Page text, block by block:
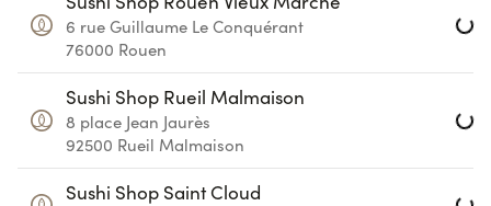
6 rue Guillaume Le Conquérant
76000 Rouen
Sushi Shop Rueil Malmaison
8 place Jean Jaurès
92500 Rueil Malmaison
Sushi Shop Saint Cloud